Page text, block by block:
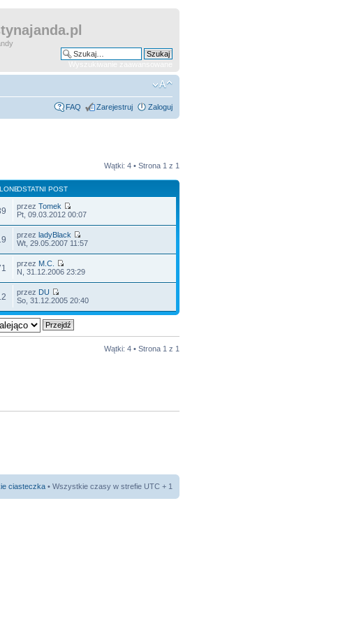
FAQ Zarejestruj Zaloguj
Wątki: 4 • Strona 1 z 1
OSTATNI POST
przezTomek
Pt, 09.03.2012 00:07
przezladyBlack
Wt, 29.05.2007 11:57
przez M.C.
N, 31.12.2006 23:29
przez DU
So, 31.12.2005 20:40
Wątki: 4 • Strona 1 z 1
ciasteczka • Wszystkie czasy w strefie UTC + 1